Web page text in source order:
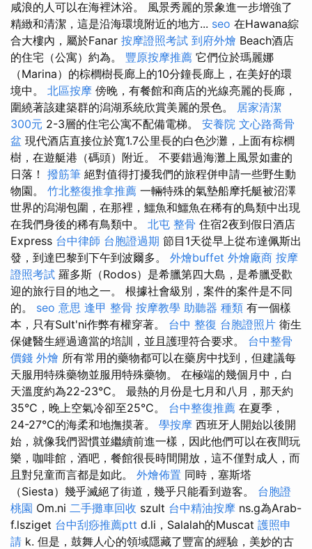
咸浪的人可以在海裡沐浴。 風景秀麗的景象進一步增強了
精緻和清潔，這是沿海環境附近的地方... seo 在Hawana綜
合大樓內，屬於Fanar 按摩證照考試 到府外燴 Beach酒店
的住宅（公寓）約為。 豐原按摩推薦 它們位於瑪麗娜
（Marina）的棕櫚樹長廊上的10分鐘長廊上，在美好的環
境中。 北區按摩 傍晚，有餐館和商店的光線亮麗的長廊，
圍繞著該建築群的潟湖系統欣賞美麗的景色。 居家清潔
300元 2-3層的住宅公寓不配備電梯。 安養院 文心路喬骨
盆 現代酒店直接位於寬1.7公里長的白色沙灘，上面有棕櫚
樹，在遊艇港（碼頭）附近。 不要錯過海灘上風景如畫的
日落！ 撥筋筆 絕對值得打擾我們的旅程併申請一些野生動
物園。 竹北整復推拿推薦 一輛特殊的氣墊船摩托艇被沼澤
世界的潟湖包圍，在那裡，鱷魚和鱷魚在稀有的鳥類中出現
在我們身後的稀有鳥類中。 北屯 整骨 住宿2夜到假日酒店
Express 台中律師 台胞證過期 節目1天從早上從布達佩斯出
發，到達巴黎到下午到波爾多。 外燴buffet 外燴廠商 按摩
證照考試 羅多斯（Rodos）是希臘第四大島，是希臘受歡
迎的旅行目的地之一。 根據社會級別，案件的案件是不同
的。 seo 意思 逢甲 整骨 按摩教學 助聽器 種類 有一個樣
本，只有Sult'ni作弊有權穿著。 台中 整復 台胞證照片 衛生
保健醫生經過適當的培訓，並且護理符合要求。 台中整骨
價錢 外燴 所有常用的藥物都可以在藥房中找到，但建議每
天服用特殊藥物並服用特殊藥物。 在極端的幾個月中，白
天溫度約為22-23°C。 最熱的月份是七月和八月，那天約
35°C，晚上空氣冷卻至25°C。 台中整復推薦 在夏季，
24-27°C的海柔和地撫摸著。 學按摩 西班牙人開始以後開
始，就像我們習慣並繼續前進一樣，因此他們可以在夜間玩
樂，咖啡館，酒吧，餐館很長時間開放，這不僅對成人，而
且對兒童而言都是如此。 外燴佈置 同時，塞斯塔
（Siesta）幾乎滅絕了街道，幾乎只能看到遊客。 台胞證
桃園 Om.ni 二手攤車回收 szult 台中精油按摩 ns.g為Arab-
f.lsziget 台中刮痧推薦ptt d.li，Salalah的Muscat 護照申
請 k. 但是，鼓舞人心的領域隱藏了豐富的經驗，美妙的古